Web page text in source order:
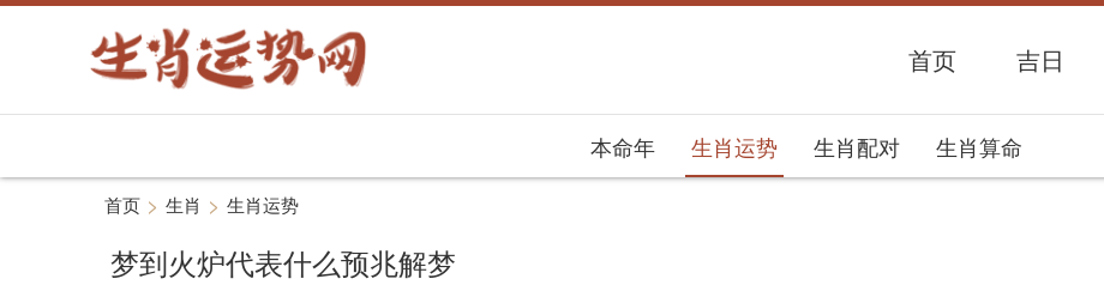
首页 吉日
本命年 生肖运势 生肖配对 生肖算命
首页 > 生肖 > 生肖运势
梦到火炉代表什么预兆解梦